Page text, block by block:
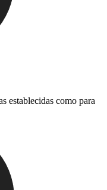
establecidas como para